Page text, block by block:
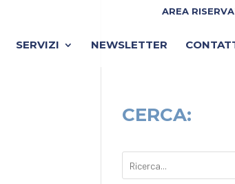
AREA
SERVIZI NEWSLETTER
CERCA: